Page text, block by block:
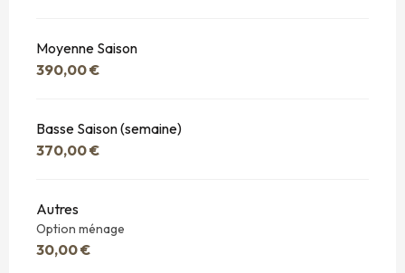
Moyenne Saison
390,00 €
Basse Saison (semaine)
370,00 €
Autres
Option ménage
30,00 €